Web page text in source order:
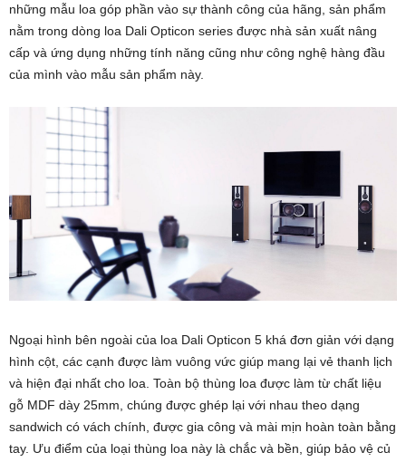
những mẫu loa góp phần vào sự thành công của hãng, sản phẩm
nằm trong dòng loa Dali Opticon series được nhà sản xuất nâng
cấp và ứng dụng những tính năng cũng như công nghệ hàng đầu
của mình vào mẫu sản phẩm này.
Ngoại hình bên ngoài của loa Dali Opticon 5 khá đơn giản với dạng
hình cột, các cạnh được làm vuông vức giúp mang lại vẻ thanh lịch
và hiện đại nhất cho loa. Toàn bộ thùng loa được làm từ chất liệu
gỗ MDF dày 25mm, chúng được ghép lại với nhau theo dạng
sandwich có vách chính, được gia công và mài mịn hoàn toàn bằng
tay. Ưu điểm của loại thùng loa này là chắc và bền, giúp bảo vệ củ